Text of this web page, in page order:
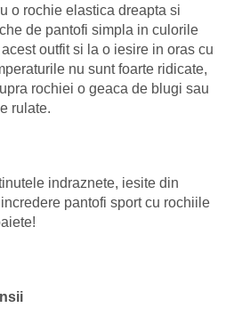
o rochie elastica dreapta si
de pantofi simpla in culorile
outfit si la o iesire in oras cu
nu sunt foarte ridicate,
rochiei o geaca de blugi sau
rulate.
indraznete, iesite din
pantofi sport cu rochiile